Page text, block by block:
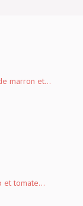
marron et...
et tomate...